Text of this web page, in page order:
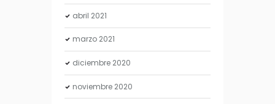
abril 2021
marzo 2021
diciembre 2020
noviembre 2020